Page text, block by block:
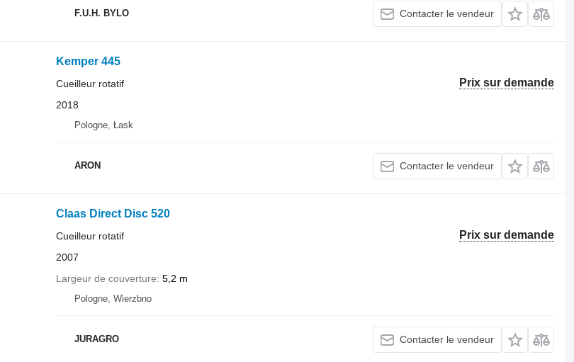
F.U.H. BYLO Contacter le vendeur
Kemper 445
Prix sur demande
Cueilleur rotatif
2018
Pologne, Łask
ARON Contacter le vendeur
Claas Direct Disc 520
Prix sur demande
Cueilleur rotatif
2007
Largeur de couverture 5,2 m
Pologne, Wierzbno
JURAGRO Contacter le vendeur